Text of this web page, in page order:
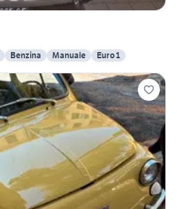
Benzina Manuale Euro 1